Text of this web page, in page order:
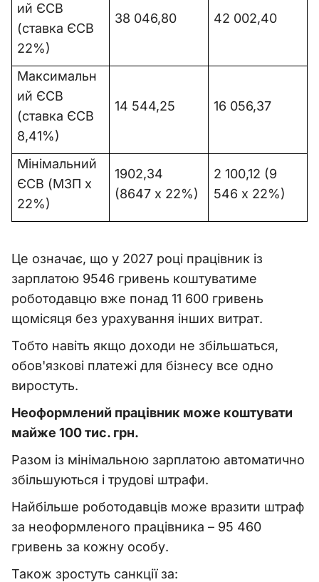
ий ЄСВ
(ставка ЄСВ
22%)
38 046,80 42 002,40
Максимальн
ий ЄСВ
(ставка ЄСВ
8,41%)
14 544,25 16 056,37
Мінімальний
ЄСВ (МЗП х
22%)
1902,34
(8647 х 22%)
2 100,12 (9
546 х 22%)
Це означає, що у 2027 році працівник із
зарплатою 9546 гривень коштуватиме
роботодавцю вже понад 11 600 гривень
щомісяця без урахування інших витрат.
Тобто навіть якщо доходи не збільшаться,
обов'язкові платежі для бізнесу все одно
виростуть.
Неоформлений працівник може коштувати
майже 100 тис. грн.
Разом із мінімальною зарплатою автоматично
збільшуються і трудові штрафи.
Найбільше роботодавців може вразити штраф
за неоформленого працівника – 95 460
гривень за кожну особу.
Також зростуть санкції за: